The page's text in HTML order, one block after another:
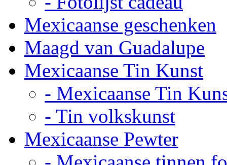
Mexicaanse geschenken
Maagd van Guadalupe
Mexicaanse Tin Kunst
- Mexicaanse Tin
- Tin volkskunst
Mexicaanse Pewter